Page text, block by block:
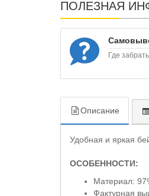
ПОЛЕЗНАЯ
Где
Описание
Удобная и яркая
ОСОБЕННОСТИ:
Материал:
Фактурная